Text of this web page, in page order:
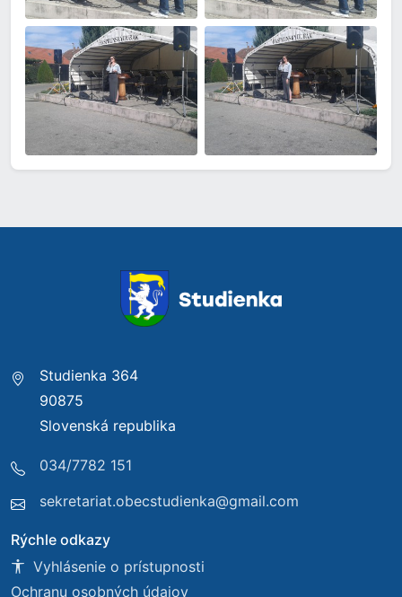
Studienka 364
90875
Slovenská republika
034/7782 151
sekretariat.obecstudienka@gmail.com
Rýchle odkazy
Vyhlásenie o prístupnosti
Ochranu osobných údajov